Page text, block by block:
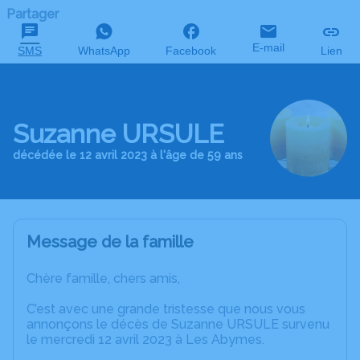
Partager
SMS WhatsApp Facebook E-mail Lien
Suzanne URSULE
décédée le 12 avril 2023 à l'âge de 59 ans
Message de la famille
Chère famille, chers amis,
C’est avec une grande tristesse que nous vous
annonçons le décès de Suzanne URSULE survenu
le mercredi 12 avril 2023 à Les Abymes.